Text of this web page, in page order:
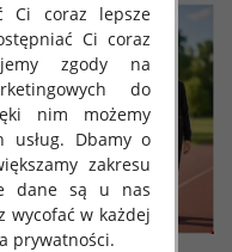
Ci coraz lepsze
Ci coraz
zgody na
do
nim możemy
usług. Dbamy o
zakresu
dane są u nas
wycofać w każdej
prywatności.